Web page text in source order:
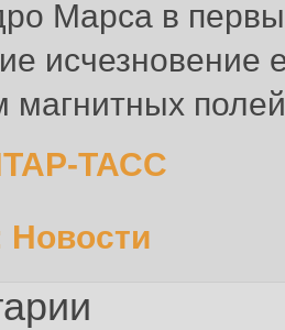
Марса в
исчезновение
магнитных
ТАСС
Новости